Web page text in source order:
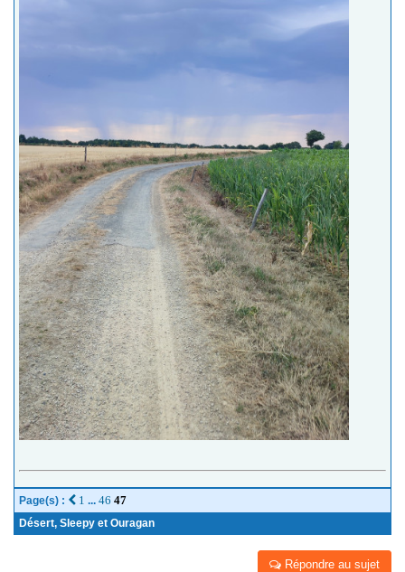
Page(s) : 1 ... 46 47
Désert, Sleepy et Ouragan
Répondre au sujet